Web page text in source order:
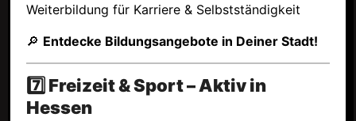
Weiterbildung für Karriere & Selbstständigkeit
🔎 Entdecke Bildungsangebote in Deiner Stadt!
7️⃣ Freizeit & Sport – Aktiv in
Hessen